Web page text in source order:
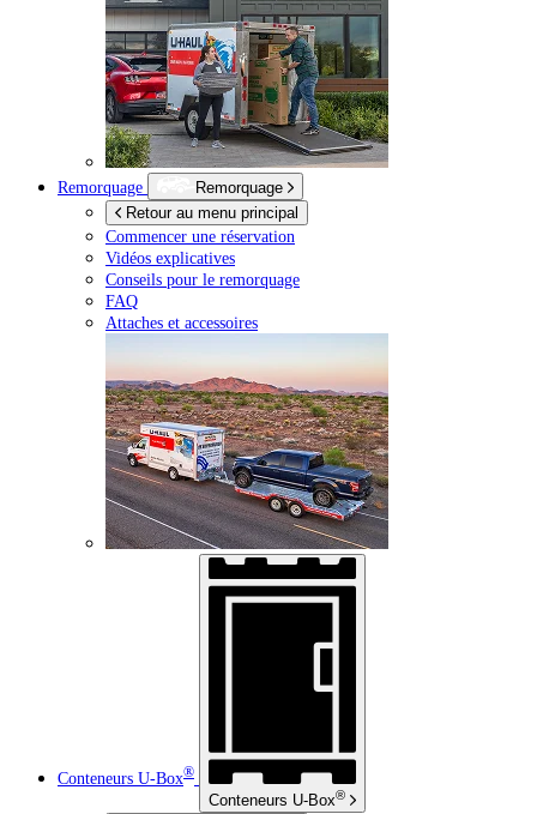
Remorquage
Remorquage
Retour au menu principal
Commencer une réservation
Vidéos explicatives
Conseils pour le remorquage
FAQ
Attaches et accessoires
Conteneurs U-Box®
Conteneurs U-Box®